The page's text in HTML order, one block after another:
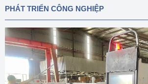
PHÁT TRIỂN CÔNG NGHIỆP